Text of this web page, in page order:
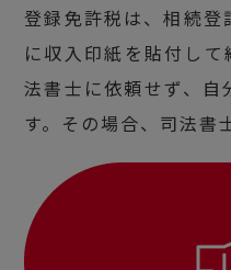
登録免許税は、相続
に収入印紙を貼付し
法書士に依頼せず、自
す。その場合、司法書